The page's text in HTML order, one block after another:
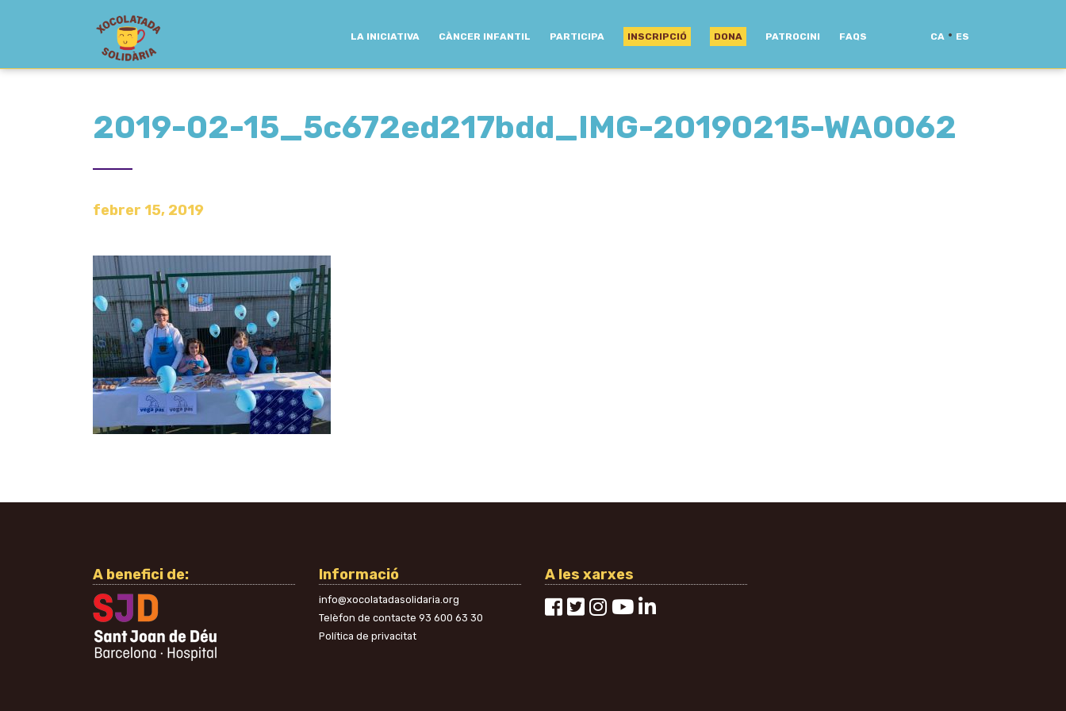
LA INICIATIVA CÀNCER INFANTIL PARTICIPA INSCRIPCIÓ DONA PATROCINI FAQS CA · ES
2019-02-15_5c672ed217bdd_IMG-20190215-WA0062
febrer 15, 2019
A benefici de: Informació
info@xocolatadasolidaria.org
Telèfon de contacte 93 600 63 30
Política de privacitat
A les xarxes